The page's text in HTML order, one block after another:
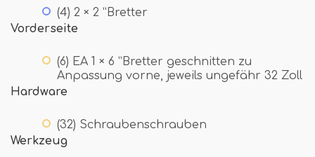
(4) 2 × 2 ”Bretter
Vorderseite
(6) EA 1 × 6 ”Bretter geschnitten zu
Anpassung vorne, jeweils ungefähr 32 Zoll
Hardware
(32) Schraubenschrauben
Werkzeug